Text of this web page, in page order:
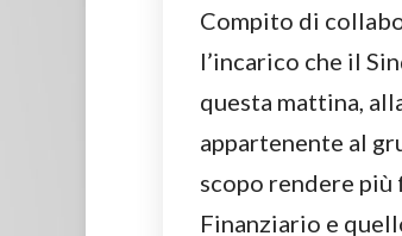
Compito di
l’incarico che il
questa mattina,
appartenente al
scopo rendere
Finanziario e